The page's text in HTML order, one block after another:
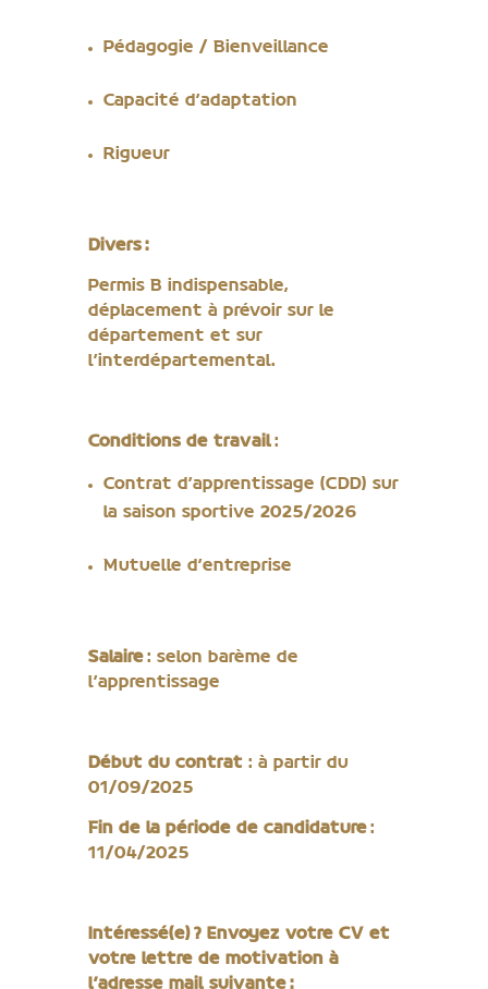
Pédagogie / Bienveillance
Capacité d’adaptation
Rigueur
Divers :
Permis B indispensable,
déplacement à prévoir sur le
département et sur
l’interdépartemental.
Conditions de travail:
Contrat d’apprentissage (CDD) sur
la saison sportive 2025/2026
Mutuelle d’entreprise
Salaire: selon barème de
l’apprentissage
Début du contrat: à partir du
01/09/2025
Fin de la période de candidature:
11/04/2025
Intéressé(e) ? Envoyez votre CV et
votre lettre de motivation à
l’adresse mail suivante :